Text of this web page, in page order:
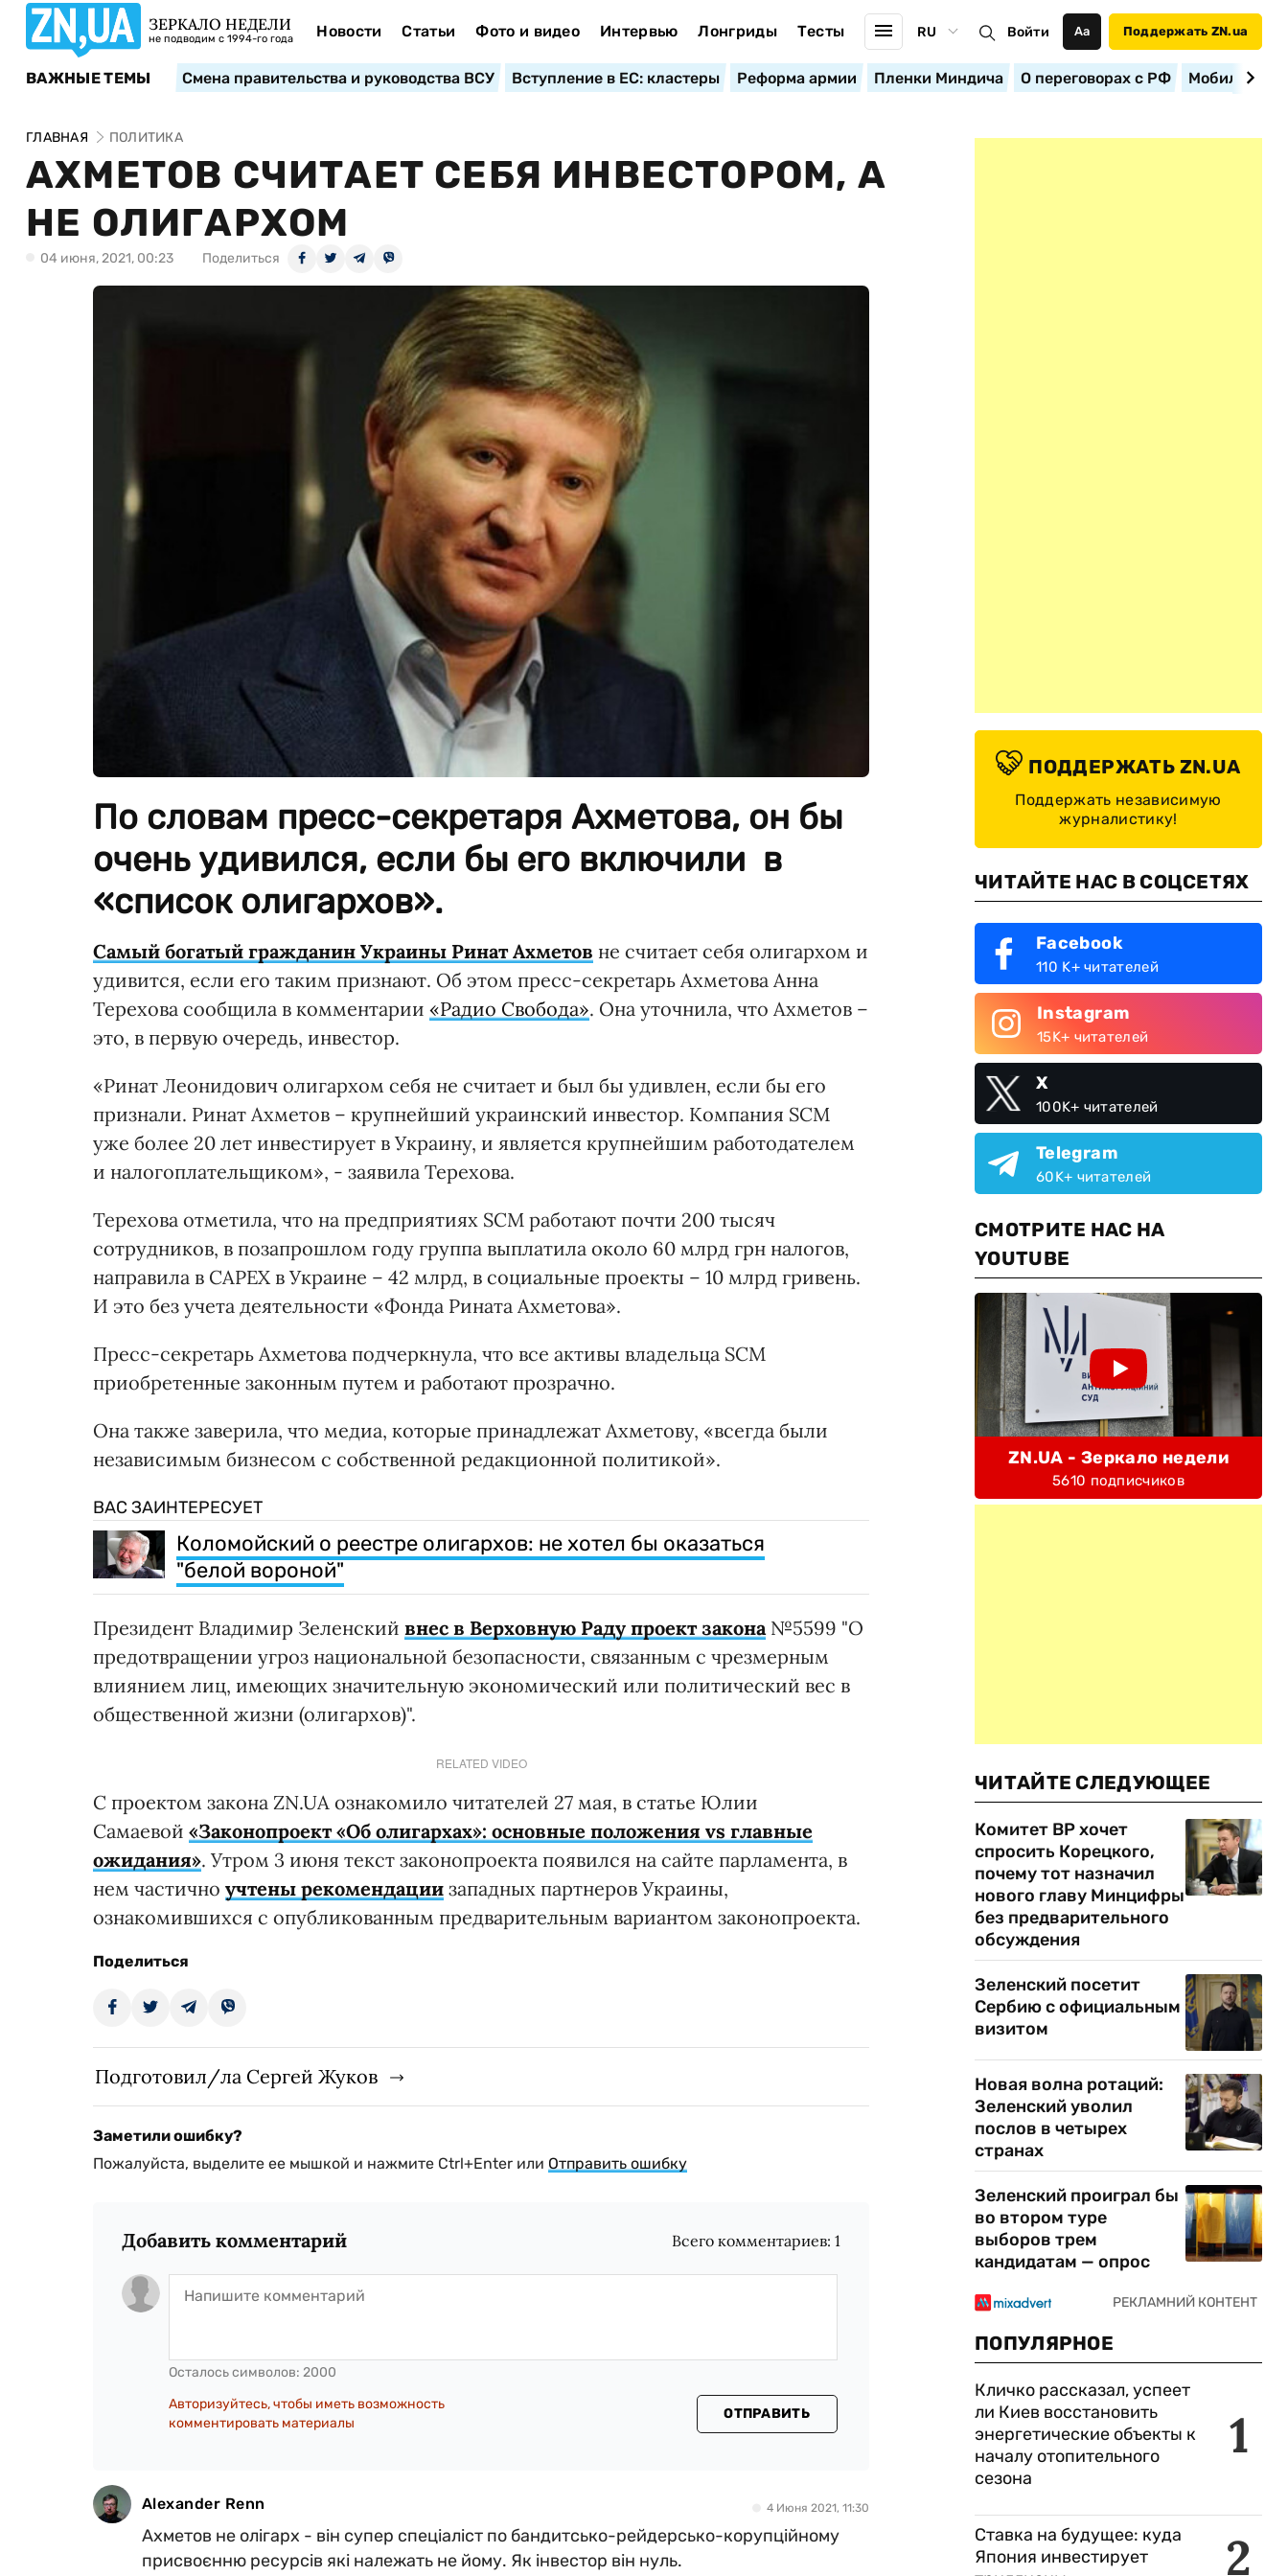
ЗЕРКАЛО НЕДЕЛИ
не подводим с 1994-го года Новости Статьи Фото и видео Интервью Лонгриды Тесты RU Войти Аа Поддержать ZN.ua
ВАЖНЫЕ ТЕМЫ Смена правительства и руководства ВСУ Вступление в ЕС: кластеры Реформа армии Пленки Миндича О переговорах с РФ
ГЛАВНАЯ ПОЛИТИКА
АХМЕТОВ СЧИТАЕТ СЕБЯ ИНВЕСТОРОМ, А
НЕ ОЛИГАРХОМ
04 июня, 2021, 00:23 Поделиться
По словам пресс-секретаря Ахметова, он бы
очень удивился, если бы его включили в
«список олигархов».
Самый богатый гражданин Украины Ринат Ахметов не считает себя олигархом и
удивится, если его таким признают. Об этом пресс-секретарь Ахметова Анна
Терехова сообщила в комментарии «Радио Свобода». Она уточнила, что Ахметов –
это, в первую очередь, инвестор.
«Ринат Леонидович олигархом себя не считает и был бы удивлен, если бы его
признали. Ринат Ахметов – крупнейший украинский инвестор. Компания SCM
уже более 20 лет инвестирует в Украину, и является крупнейшим работодателем
и налогоплательщиком», - заявила Терехова.
Терехова отметила, что на предприятиях SCM работают почти 200 тысяч
сотрудников, в позапрошлом году группа выплатила около 60 млрд грн налогов,
направила в CAPEX в Украине – 42 млрд, в социальные проекты – 10 млрд гривень.
И это без учета деятельности «Фонда Рината Ахметова».
Пресс-секретарь Ахметова подчеркнула, что все активы владельца SCM
приобретенные законным путем и работают прозрачно.
Она также заверила, что медиа, которые принадлежат Ахметову, «всегда были
независимым бизнесом с собственной редакционной политикой».
ВАС ЗАИНТЕРЕСУЕТ
Коломойский о реестре олигархов: не хотел бы оказаться
"белой вороной"
Президент Владимир Зеленский внес в Верховную Раду проект закона№5599 "О
предотвращении угроз национальной безопасности, связанным с чрезмерным
влиянием лиц, имеющих значительную экономический или политический вес в
общественной жизни (олигархов)".
RELATED VIDEO
С проектом закона ZN.UA ознакомило читателей 27 мая, в статье Юлии
Самаевой «Законопроект «Об олигархах»: основные положения vs главные
ожидания». Утром 3 июня текст законопроекта появился на сайте парламента, в
нем частично учтены рекомендации западных партнеров Украины,
ознакомившихся с опубликованным предварительным вариантом законопроекта.
Поделиться
Подготовил/ла Сергей Жуков
Заметили ошибку?
Пожалуйста, выделите ее мышкой и нажмите Ctrl+Enter или Отправить ошибку
Добавить комментарий Всего комментариев:1
Осталось символов: 2000
Авторизуйтесь, чтобы иметь возможность
комментировать материалы
ОТПРАВИТЬ
Alexander Renn 4 Июня 2021, 11:30
Ахметов не олігарх - він супер спеціаліст по бандитсько-рейдерсько-корупційному
присвоєнню ресурсів які належать не йому. Як інвестор він нуль.
ПОДДЕРЖАТЬ ZN.UA
Поддержать независимую
журналистику!
ЧИТАЙТЕ НАС В СОЦСЕТЯХ
Facebook
110 K+ читателей
Instagram
15K+ читателей
X
100K+ читателей
Telegram
60K+ читателей
СМОТРИТЕ НАС НА
YOUTUBE
ZN.UA - Зеркало недели
5610 подписчиков
ЧИТАЙТЕ СЛЕДУЮЩЕЕ
Комитет ВР хочет
спросить Корецкого,
почему тот назначил
нового главу Минцифры
без предварительного
обсуждения
Зеленский посетит
Сербию с официальным
визитом
Новая волна ротаций:
Зеленский уволил
послов в четырех
странах
Зеленский проиграл бы
во втором туре
выборов трем
кандидатам — опрос
ПОПУЛЯРНОЕ
1
Кличко рассказал, успеет
ли Киев восстановить
энергетические объекты к
началу отопительного
сезона
2
Ставка на будущее: куда
Япония инвестирует